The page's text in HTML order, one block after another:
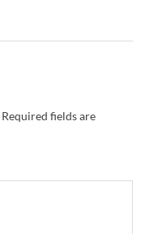
Required fields are